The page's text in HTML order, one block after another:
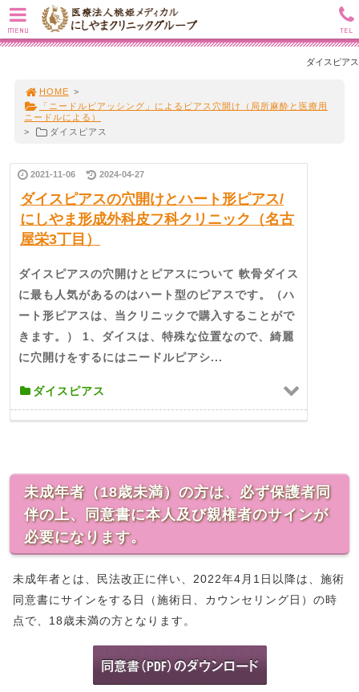
ダイスピアス
HOME >
「ニードルピアッシング」によるピアス穴開け（局所麻酔と医療用
ニードルによる）
>
ダイスピアス
2021-11-06 2024-04-27
ダイスピアスの穴開けとハート形ピアス/
にしやま形成外科皮フ科クリニック（名古
屋栄3丁目）
ダイスピアスの穴開けとピアスについて 軟骨ダイス
に最も人気があるのはハート型のピアスです。（ハ
ート形ピアスは、当クリニックで購入することがで
きます。） 1、ダイスは、特殊な位置なので、綺麗
に穴開けをするにはニードルピアシ...
ダイスピアス
未成年者（18歳未満）の方は、必ず保護者同
伴の上、同意書に本人及び親権者のサインが
必要になります。
未成年者とは、民法改正に伴い、2022年4月1日以降は、施術
同意書にサインをする日（施術日、カウンセリング日）の時
点で、18歳未満の方となります。
MENU TEL